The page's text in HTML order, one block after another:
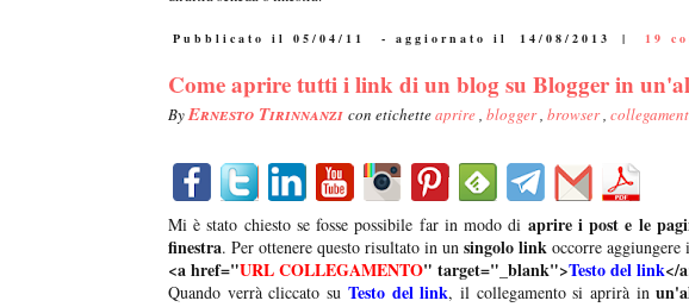
Pubblicato il 05/04/11 - aggiornato il 14/08/2013 | 19
Come aprire tutti i link di un blog su Blogger in
ByErnesto Tirinnanzi con etichetteaprire, blogger, browser,
Mi è stato chiesto se fosse possibile far in modo di aprire i post e le
finestra. Per ottenere questo risultato in un singolo link occorre aggiungere
<a href="URL COLLEGAMENTO" target="_blank">Testo del link</
Quando verrà cliccato su Testo del link, il collegamento si aprirà in